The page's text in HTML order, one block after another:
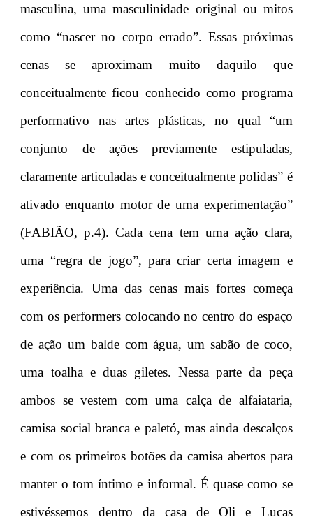
masculina, uma masculinidade original ou mitos
como “nascer no corpo errado”. Essas próximas
cenas se aproximam muito daquilo que
conceitualmente ficou conhecido como programa
performativo nas artes plásticas, no qual “um
conjunto de ações previamente estipuladas,
claramente articuladas e conceitualmente polidas” é
ativado enquanto motor de uma experimentação”
(FABIÃO, p.4). Cada cena tem uma ação clara,
uma “regra de jogo”, para criar certa imagem e
experiência. Uma das cenas mais fortes começa
com os performers colocando no centro do espaço
de ação um balde com água, um sabão de coco,
uma toalha e duas giletes. Nessa parte da peça
ambos se vestem com uma calça de alfaiataria,
camisa social branca e paletó, mas ainda descalços
e com os primeiros botões da camisa abertos para
manter o tom íntimo e informal. É quase como se
estivéssemos dentro da casa de Oli e Lucas